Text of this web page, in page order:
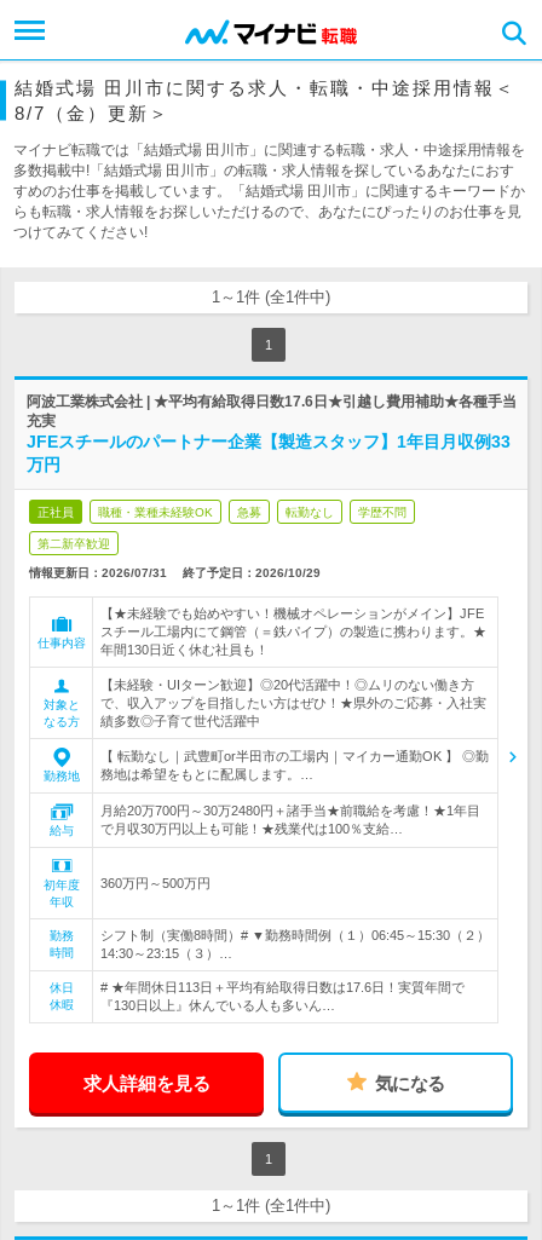
結婚式場 田川市に関する求人・転職・中途採用情報＜
8/7（金）更新＞
マイナビ転職では「結婚式場 田川市」に関連する転職・求人・中途採用情報を
多数掲載中!「結婚式場 田川市」の転職・求人情報を探しているあなたにおす
すめのお仕事を掲載しています。「結婚式場 田川市」に関連するキーワードか
らも転職・求人情報をお探しいただけるので、あなたにぴったりのお仕事を見
つけてみてください!
1～1件 (全1件中)
1
阿波工業株式会社 | ★平均有給取得日数17.6日★引越し費用補助★各種手当
充実
JFEスチールのパートナー企業【製造スタッフ】1年目月収例33
万円
正社員 職種・業種未経験OK 急募 転勤なし 学歴不問
第二新卒歓迎
情報更新日：2026/07/31 終了予定日： 2026/10/29
仕事内容
【★未経験でも始めやすい！機械オペレーションがメイン】JFE
スチール工場内にて鋼管（＝鉄パイプ）の製造に携わります。★
年間130日近く休む社員も！
対象と
なる方
【未経験・UIターン歓迎】◎20代活躍中！◎ムリのない働き方
で、収入アップを目指したい方はぜひ！★県外のご応募・入社実
績多数◎子育て世代活躍中
勤務地
【 転勤なし｜武豊町or半田市の工場内｜マイカー通勤OK 】 ◎勤
務地は希望をもとに配属します。…
給与
月給20万700円～30万2480円＋諸手当★前職給を考慮！★1年目
で月収30万円以上も可能！★残業代は100％支給…
初年度
年収
360万円～500万円
勤務
時間
シフト制（実働8時間）# ▼勤務時間例（１）06:45～15:30（２）
14:30～23:15（３）…
休日
休暇
# ★年間休日113日＋平均有給取得日数は17.6日！実質年間で
『130日以上』休んでいる人も多いん…
求人詳細を見る 気になる
1
1～1件 (全1件中)